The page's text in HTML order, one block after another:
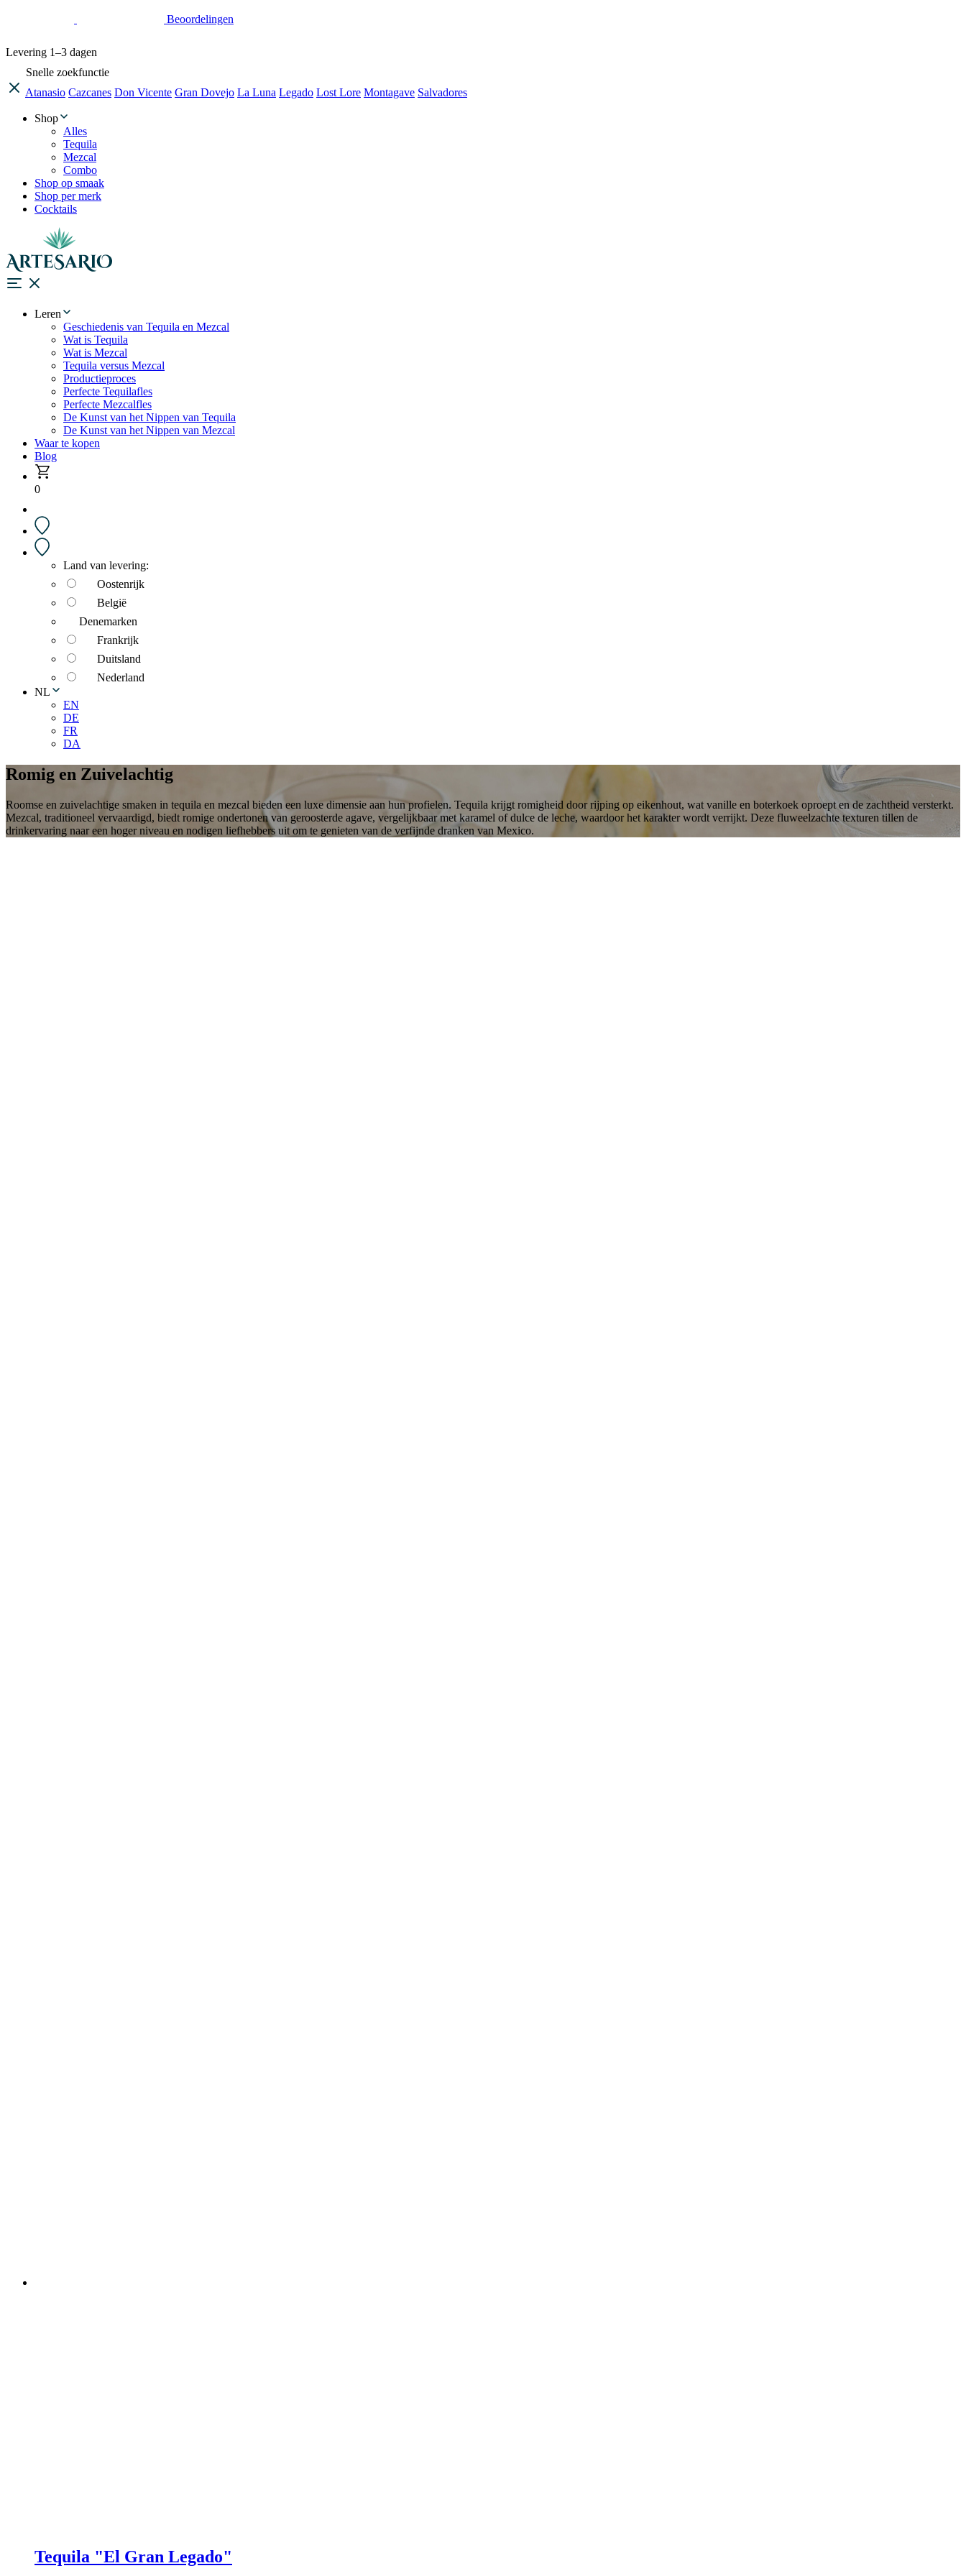
Beoordelingen
Levering 1–3 dagen
Snelle zoekfunctie
Atanasio Cazcanes Don Vicente Gran Dovejo La Luna Legado Lost Lore Montagave Salvadores
Shop
Alles
Tequila
Mezcal
Combo
Shop op smaak
Shop per merk
Cocktails
Leren
Geschiedenis van Tequila en Mezcal
Wat is Tequila
Wat is Mezcal
Tequila versus Mezcal
Productieproces
Perfecte Tequilafles
Perfecte Mezcalfles
De Kunst van het Nippen van Tequila
De Kunst van het Nippen van Mezcal
Waar te kopen
Blog
0
Land van levering:
Oostenrijk
België
Denemarken
Frankrijk
Duitsland
Nederland
NL
EN
DE
FR
DA
Romig en Zuivelachtig
Roomse en zuivelachtige smaken in tequila en mezcal bieden een luxe dimensie aan hun profielen. Tequila krijgt romigheid door rijping op eikenhout, wat vanille en boterkoek oproept en de zachtheid versterkt.
Mezcal, traditioneel vervaardigd, biedt romige ondertonen van geroosterde agave, vergelijkbaar met karamel of dulce de leche, waardoor het karakter wordt verrijkt. Deze fluweelzachte texturen tillen de
drinkervaring naar een hoger niveau en nodigen liefhebbers uit om te genieten van de verfijnde dranken van Mexico.
Tequila "El Gran Legado"